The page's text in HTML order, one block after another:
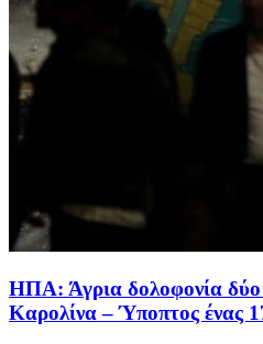
ΗΠΑ: Άγρια δολοφονία
Καρολίνα – Ύποπτος ένας